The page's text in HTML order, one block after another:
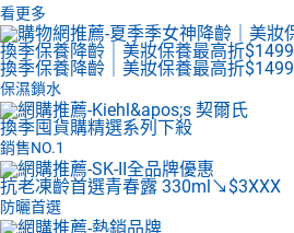
看更多
換季保養降齡｜美妝保養最高折$1499
換季保養降齡｜美妝保養最高折$1499
保濕鎖水
換季囤貨購精選系列下殺
銷售NO.1
抗老凍齡首選青春露 330ml↘$3XXX
防曬首選